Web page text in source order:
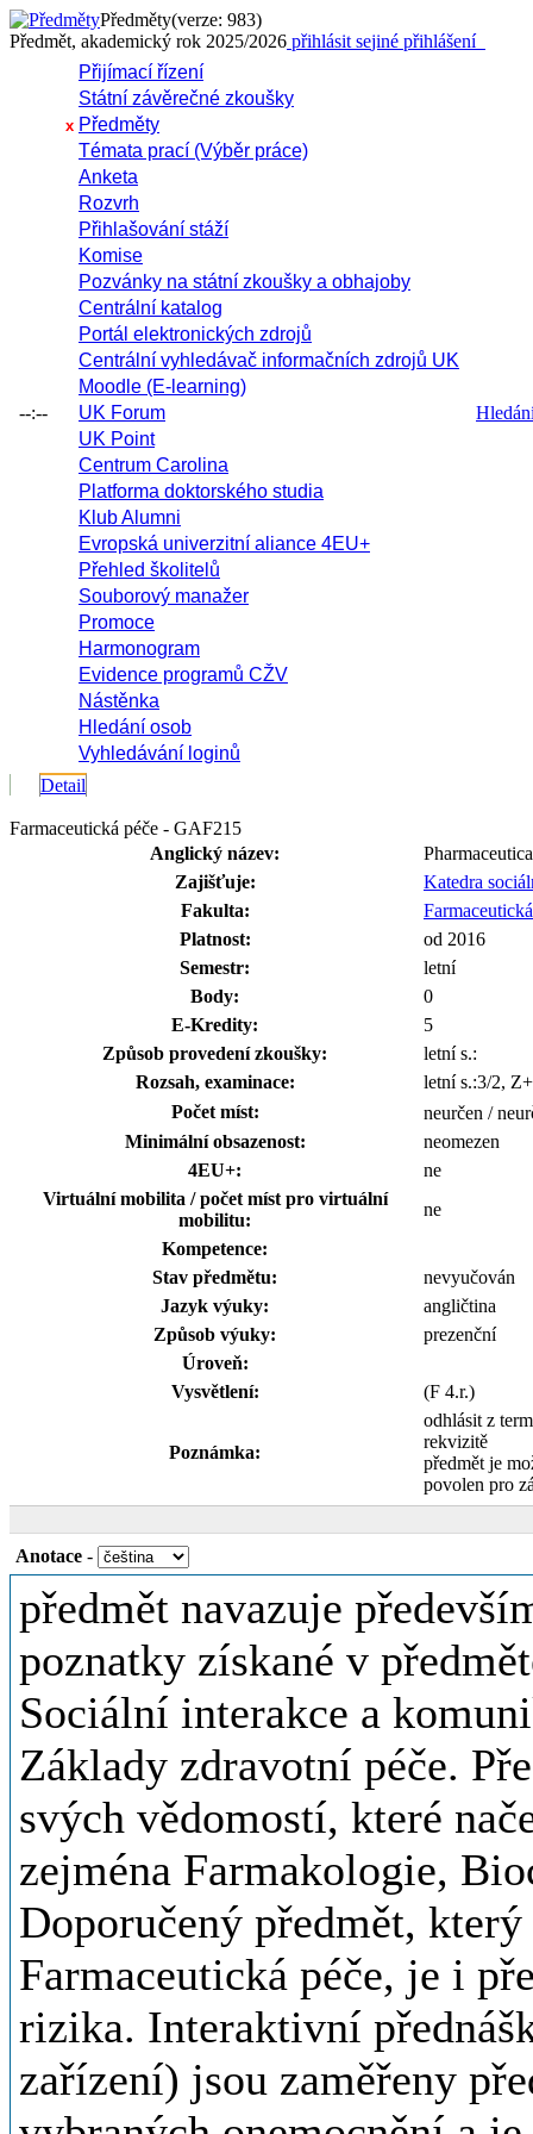
Předměty(verze: 983)
Předmět, akademický rok 2025/2026 přihlásit sejiné přihlášení
--:--
Přijímací řízení
Státní závěrečné zkoušky
x Předměty
Témata prací (Výběr práce)
Anketa
Rozvrh
Přihlašování stáží
Komise
Pozvánky na státní zkoušky a obhajoby
Centrální katalog
Portál elektronických zdrojů
Centrální vyhledávač informačních zdrojů UK
Moodle (E-learning)
UK Forum
UK Point
Centrum Carolina
Platforma doktorského studia
Klub Alumni
Evropská univerzitní aliance 4EU+
Přehled školitelů
Souborový manažer
Promoce
Harmonogram
Evidence programů CŽV
Nástěnka
Hledání osob
Vyhledávání loginů
Detail
Farmaceutická péče - GAF215
Anglický název:
Zajišťuje:
Katedra
Fakulta:
Platnost:
od 2016
Semestr:
letní
Body:
0
E-Kredity:
5
Způsob provedení zkoušky:
letní s.:
Rozsah, examinace:
letní s.:3/2,
Počet míst:
neurčen /
Minimální obsazenost:
neomezen
4EU+:
ne
Virtuální mobilita / počet míst pro virtuální
mobilitu:
ne
Kompetence:
Stav předmětu:
nevyučován
Jazyk výuky:
angličtina
Způsob výuky:
prezenční
Úroveň:
Vysvětlení:
(F 4.r.)
Poznámka:
odhlásit z
rekvizitě
předmět je
povolen pro
Anotace -
předmět navazuje
poznatky získané v
Sociální interakce a
Základy zdravotní péče.
svých vědomostí, které
zejména Farmakologie,
Doporučený předmět,
Farmaceutická péče, je i
rizika. Interaktivní
zařízení) jsou zaměřeny